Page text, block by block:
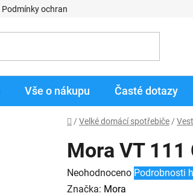
Podmínky ochrany osobních údajů
Vše o nákupu Časté dotazy
Domů
/ Velké domácí spotřebiče /
Mora VT 111
Průměrné
hodnocení
Neohodnoceno Podrobnosti
Značka: Mora